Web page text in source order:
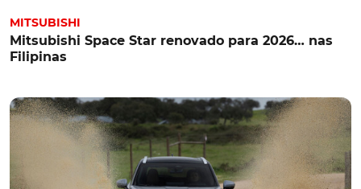
MITSUBISHI
Mitsubishi Space Star renovado para 2026… nas
Filipinas